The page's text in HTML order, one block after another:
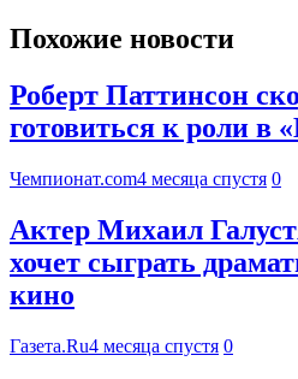
Похожие новости
Роберт Паттинсон
готовиться к роли в
Чемпионат.com4 месяца спустя 0
Актер Михаил
хочет сыграть
кино
Газета.Ru4 месяца спустя 0